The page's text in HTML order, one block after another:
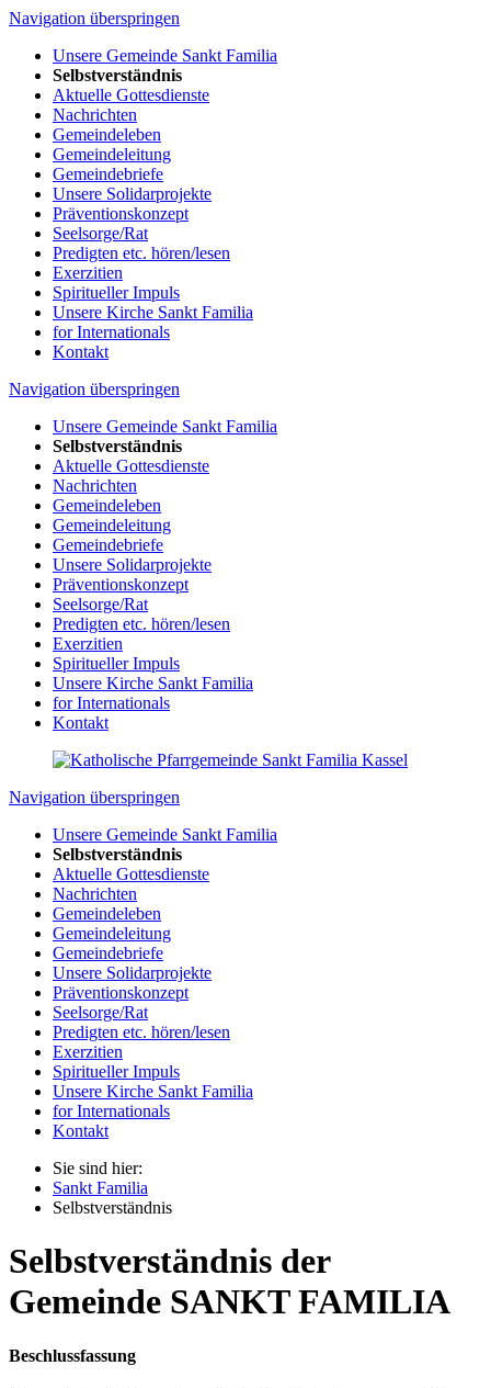
Navigation überspringen
Unsere Gemeinde Sankt Familia
Selbstverständnis
Aktuelle Gottesdienste
Nachrichten
Gemeindeleben
Gemeindeleitung
Gemeindebriefe
Unsere Solidarprojekte
Präventionskonzept
Seelsorge/Rat
Predigten etc. hören/lesen
Exerzitien
Spiritueller Impuls
Unsere Kirche Sankt Familia
for Internationals
Kontakt
Navigation überspringen
Unsere Gemeinde Sankt Familia
Selbstverständnis
Aktuelle Gottesdienste
Nachrichten
Gemeindeleben
Gemeindeleitung
Gemeindebriefe
Unsere Solidarprojekte
Präventionskonzept
Seelsorge/Rat
Predigten etc. hören/lesen
Exerzitien
Spiritueller Impuls
Unsere Kirche Sankt Familia
for Internationals
Kontakt
Navigation überspringen
Unsere Gemeinde Sankt Familia
Selbstverständnis
Aktuelle Gottesdienste
Nachrichten
Gemeindeleben
Gemeindeleitung
Gemeindebriefe
Unsere Solidarprojekte
Präventionskonzept
Seelsorge/Rat
Predigten etc. hören/lesen
Exerzitien
Spiritueller Impuls
Unsere Kirche Sankt Familia
for Internationals
Kontakt
Sie sind hier:
Sankt Familia
Selbstverständnis
Selbstverständnis der
Gemeinde SANKT FAMILIA
Beschlussfassung